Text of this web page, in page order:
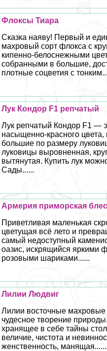
Флоксы Тиара
Сказка наяву! Первый и
махровый сорт флокса с
кипенно-белоснежными
собранными в большие,
плотные соцветия с
Лук Кондор F1 репчатый
Лук репчатый Кондор F1 —
насыщенно-красного цвета,
большие по размеру
луковицы выровненная,
вытянутая. Купить лук
Сады......
Армерия приморская
Приветливая маленькая
цветущая всё лето и
самый недоступный
оазис, искрящийся яркими
розовыми шариками......
Лилии Людвиг
Лилии восточные
чудесное творение
хранящее в себе тайны
величие, чистота и
женственность, манящая......